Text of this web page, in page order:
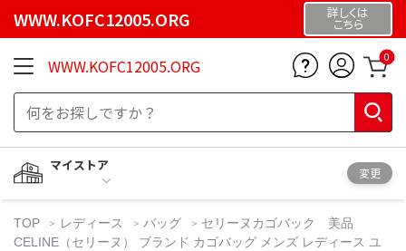
WWW.KOFC12005.ORG 詳しくは
こちら
WWW.KOFC12005.ORG 0
マイストア
変更
TOP レディース バッグ
セリーヌカゴバック 美品
CELINE（セリーヌ） ブランド カゴバッグ メンズ レディース ユ